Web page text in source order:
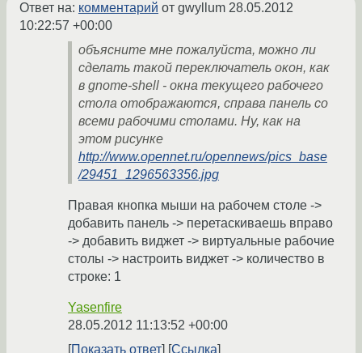
Ответ на: комментарий от gwyllum 28.05.2012
10:22:57 +00:00
объясните мне пожалуйста, можно ли
сделать такой переключатель окон, как
в gnome-shell - окна текущего рабочего
стола отображаются, справа панель со
всеми рабочими столами. Ну, как на
этом рисунке
http://www.opennet.ru/opennews/pics_base
/29451_1296563356.jpg
Правая кнопка мыши на рабочем столе ->
добавить панель -> перетаскиваешь вправо
-> добавить виджет -> виртуальные рабочие
столы -> настроить виджет -> количество в
строке: 1
Yasenfire
28.05.2012 11:13:52 +00:00
Показать ответ
Ссылка